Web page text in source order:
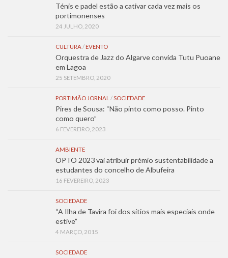
Ténis e padel estão a cativar cada vez mais os
portimonenses
24 JULHO, 2020
CULTURA/ EVENTO
Orquestra de Jazz do Algarve convida Tutu Puoane
em Lagoa
25 SETEMBRO, 2020
PORTIMÃO JORNAL /SOCIEDADE
Pires de Sousa: “Não pinto como posso. Pinto
como quero”
6 FEVEREIRO, 2023
AMBIENTE
OPTO 2023 vai atribuir prémio sustentabilidade a
estudantes do concelho de Albufeira
16 FEVEREIRO, 2023
SOCIEDADE
“A Ilha de Tavira foi dos sítios mais especiais onde
estive”
4 MARÇO, 2015
SOCIEDADE